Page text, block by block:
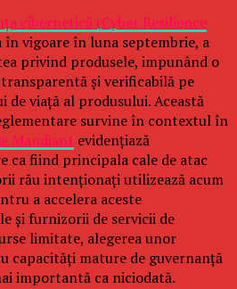
cibernetică (Cyber Resilience
în vigoare în luna septembrie, a
privind produsele, impunând o
și verificabilă pe
viață al produsului. Această
survine în contextul în
Mandiant evidențiază
ca fiind principala cale de atac
rău intenționați utilizează acum
a accelera aceste
și furnizorii de servicii de
limitate, alegerea unor
capacități mature de guvernanță
importantă ca niciodată.